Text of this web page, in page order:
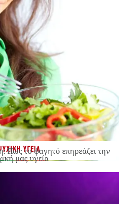
ΥΓΕΙΑ
Πώς το φαγητό επηρεάζει την
μας υγεία